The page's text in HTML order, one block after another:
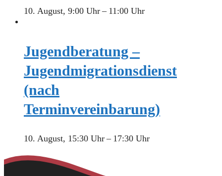
10. August, 9:00 Uhr– 11:00 Uhr
Jugendberatung –
Jugendmigrationsdienst
(nach
Terminvereinbarung)
10. August, 15:30 Uhr– 17:30 Uhr